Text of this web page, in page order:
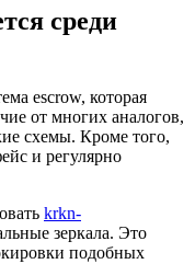
среди
escrow, которая
от многих аналогов,
схемы. Кроме того,
и регулярно
krkn-
зеркала. Это
подобных